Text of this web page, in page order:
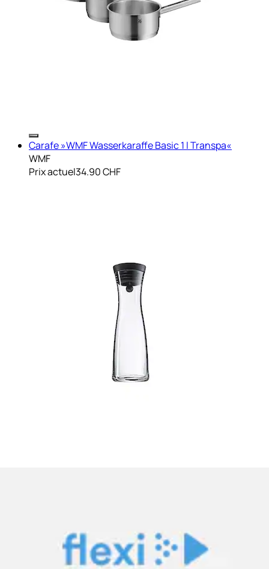
Carafe »WMF Wasserkaraffe Basic 1 l Transpa«
WMF
Prix actuel34.90 CHF